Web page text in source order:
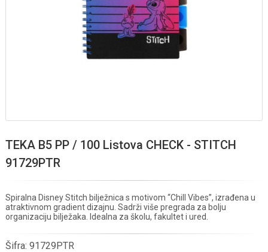
TEKA B5 PP / 100 Listova CHECK - STITCH
91729PTR
Spiralna Disney Stitch bilježnica s motivom “Chill Vibes”, izrađena u
atraktivnom gradient dizajnu. Sadrži više pregrada za bolju
organizaciju bilježaka. Idealna za školu, fakultet i ured.
Šifra: 91729PTR